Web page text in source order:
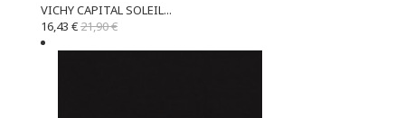
VICHY CAPITAL SOLEIL...
16,43 €21,90 €